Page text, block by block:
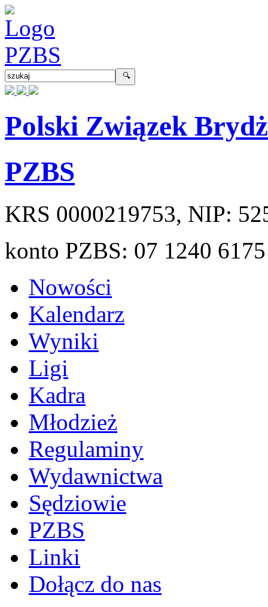
Polski Związek
PZBS
KRS 0000219753, NIP:
konto PZBS: 07 1240
Nowości
Kalendarz
Wyniki
Ligi
Kadra
Młodzież
Regulaminy
Wydawnictwa
Sędziowie
PZBS
Linki
Dołącz do nas